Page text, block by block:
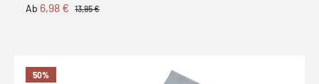
Ab 6,98 € 13,95 €
50%